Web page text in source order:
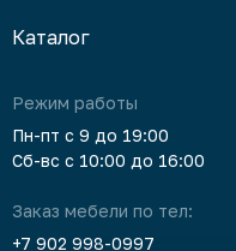
Каталог
Режим работы
Пн-пт с 9 до 19:00
Сб-вс с 10:00 до 16:00
Заказ мебели по тел:
+7 902 998-0997